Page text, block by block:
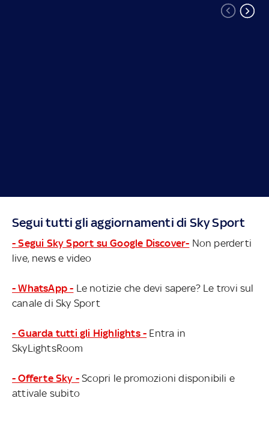
Segui tutti gli aggiornamenti di Sky Sport
- Segui Sky Sport su Google Discover- Non perderti
live, news e video
- WhatsApp - Le notizie che devi sapere? Le trovi sul
canale di Sky Sport
- Guarda tutti gli Highlights - Entra in
SkyLightsRoom
- Offerte Sky - Scopri le promozioni disponibili e
attivale subito